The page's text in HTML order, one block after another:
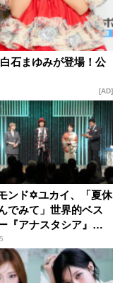
石まゆみが登場！公
AD
ンド✡ユカイ、「夏休
でみて」世界的ベス
『アナスタシア』を